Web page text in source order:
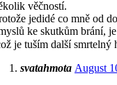
věčností.
jedidé co mně od
ke skutkům brání,
je tuším další smrtelný
svatahmota August